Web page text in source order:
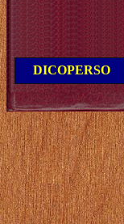
DICOPERSO